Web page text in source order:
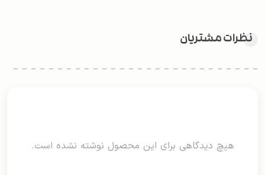
نظرات مشتریان
هیچ دیدگاهی برای این محصول نوشته نشده است.